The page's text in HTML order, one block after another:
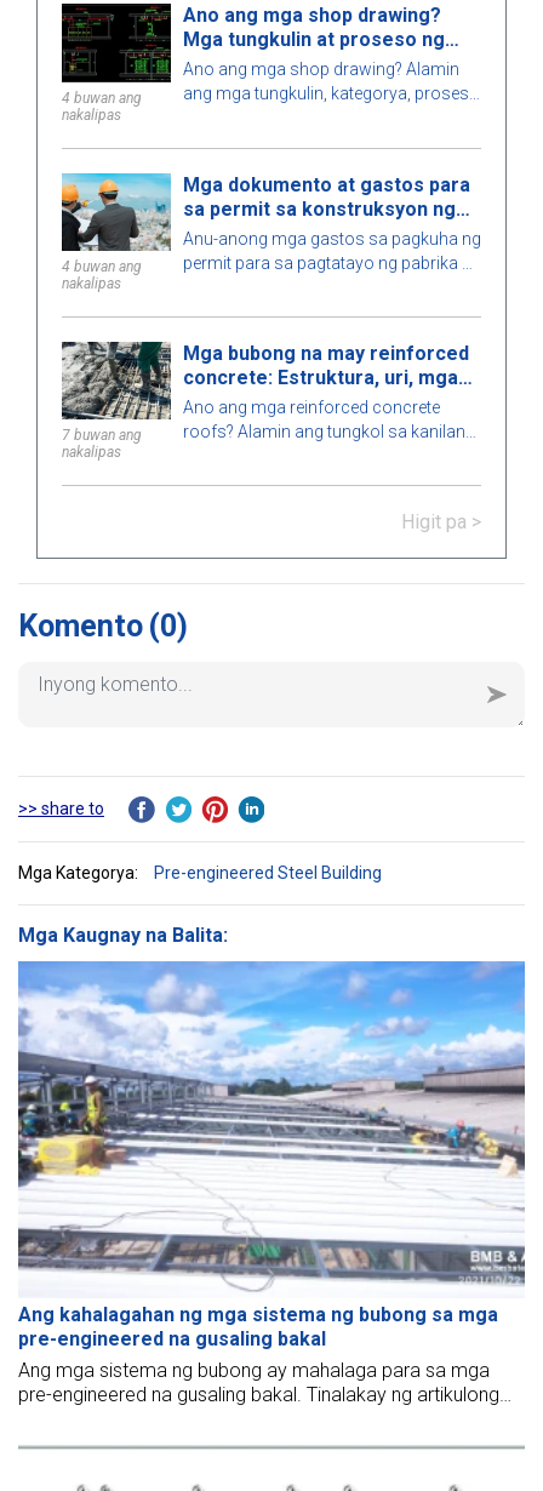
tumutulong upang masiguro ang ligtas
na konstruksyon.
4 buwan ang
nakalipas
Ano ang mga shop drawing?
Mga tungkulin at proseso ng
pagpapatupad
Ano ang mga shop drawing? Alamin
ang mga tungkulin, kategorya, proseso
4 buwan ang
nakalipas
Mga dokumento at gastos para
sa permit sa konstruksyon ng
pabrika sa 2026
Anu-anong mga gastos sa pagkuha ng
permit para sa pagtatayo ng pabrika sa
iisyu ng permit? Alamin dito.
7 buwan ang
nakalipas
Mga bubong na may reinforced
concrete: Estruktura, uri, mga
kalamangan at kahinaan
Ano ang mga reinforced concrete
roofs? Alamin ang tungkol sa kanilang
tala para sa tamang pag-install.Higit pa >
Komento (0)
>> share to
Mga Kategorya: Pre-engineered Steel Building
Mga Kaugnay na Balita:
Ang kahalagahan ng mga sistema ng bubong sa mga
pre-engineered na gusaling bakal
Ang mga sistema ng bubong ay mahalaga para sa mga
pre-engineered na gusaling bakal. Tinalakay ng artikulong
isaalang-alang kapag pumipili at nag-i-install ng mga ito.